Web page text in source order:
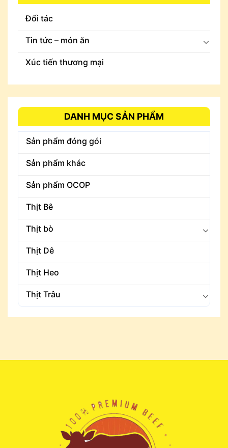
Đối tác
Tin tức – món ăn
Xúc tiến thương mại
DANH MỤC SẢN PHẨM
Sản phẩm đóng gói
Sản phẩm khác
Sản phẩm OCOP
Thịt Bê
Thịt bò
Thịt Dê
Thịt Heo
Thịt Trâu